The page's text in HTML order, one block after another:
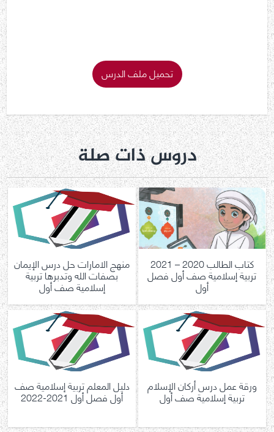
تحميل ملف الدرس
دروس ذات صلة
كتاب الطالب 2020 – 2021
تربية إسلامية صف أول فصل
أول
منهج الامارات حل درس الإيمان
بصفات الله وتدبرها تربية
إسلامية صف أول
ورقة عمل درس أركان الإسلام
تربية إسلامية صف أول
دليل المعلم تربية إسلامية صف
أول فصل أول 2021-2022